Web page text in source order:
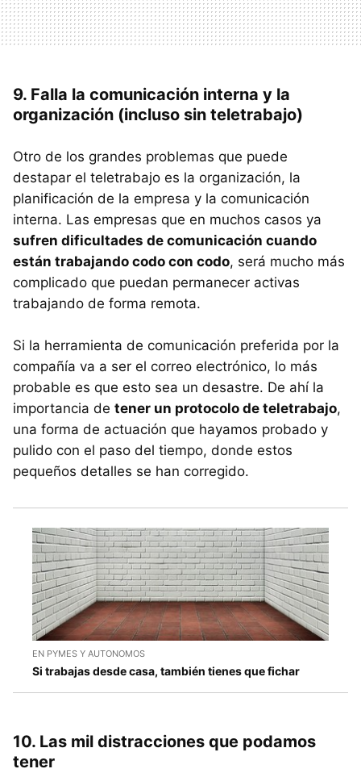
9. Falla la comunicación interna y la
organización (incluso sin teletrabajo)
Otro de los grandes problemas que puede
destapar el teletrabajo es la organización, la
planificación de la empresa y la comunicación
interna. Las empresas que en muchos casos ya
sufren dificultades de comunicación cuando
están trabajando codo con codo, será mucho más
complicado que puedan permanecer activas
trabajando de forma remota.
Si la herramienta de comunicación preferida por la
compañía va a ser el correo electrónico, lo más
probable es que esto sea un desastre. De ahí la
importancia de tener un protocolo de teletrabajo,
una forma de actuación que hayamos probado y
pulido con el paso del tiempo, donde estos
pequeños detalles se han corregido.
EN PYMES Y AUTONOMOS
Si trabajas desde casa, también tienes que fichar
10. Las mil distracciones que podamos
tener